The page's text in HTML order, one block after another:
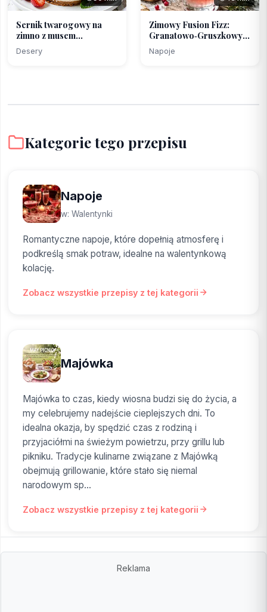
Sernik twarogowy na
zimno z musem
truskawk...
Desery
Zimowy Fusion Fizz:
Granatowo‑Gruszkowy
Ko...
Napoje
Kategorie tego przepisu
Napoje
w: Walentynki
Romantyczne napoje, które dopełnią atmosferę i
podkreślą smak potraw, idealne na walentynkową
kolację.
Zobacz wszystkie przepisy z tej kategorii
Majówka
Majówka to czas, kiedy wiosna budzi się do życia, a
my celebrujemy nadejście cieplejszych dni. To
idealna okazja, by spędzić czas z rodziną i
przyjaciółmi na świeżym powietrzu, przy grillu lub
pikniku. Tradycje kulinarne związane z Majówką
obejmują grillowanie, które stało się niemal
narodowym sp...
Zobacz wszystkie przepisy z tej kategorii
Reklama